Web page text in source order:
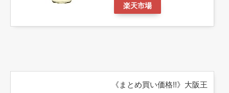
楽天市場
《まとめ買い価格!!》大阪王